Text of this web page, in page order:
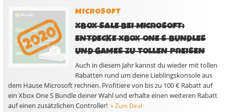
MICROSOFT
XBOX SALE BEI MICROSOFT:
ENTDECKE XBOX ONE S BUNDLES
UND GAMES ZU TOLLEN PREISEN
Auch in diesem Jahr kannst du wieder mit tollen
Rabatten rund um deine Lieblingskonsole aus
dem Hause Microsoft rechnen. Profitiere von bis zu 100 € Rabatt auf
ein Xbox One S Bundle deiner Wahl und erhalte einen weiteren Rabatt
auf einen zusätzlichen Controller! » Zum Deal